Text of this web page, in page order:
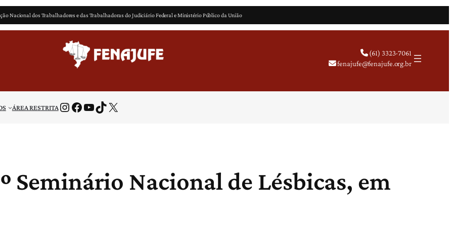
Nacional dos Trabalhadores e das Trabalhadoras do Judiciário Federal e Ministério Público da União
(61) 3323-7061
fenajufe@fenajufe.org.br
ÁREA RESTRITAInstagram Facebook Youtube TikTok X
Seminário Nacional de Lésbicas, em